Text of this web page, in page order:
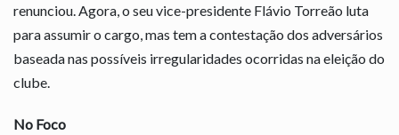
renunciou. Agora, o seu vice-presidente Flávio Torreão luta
para assumir o cargo, mas tem a contestação dos adversários
baseada nas possíveis irregularidades ocorridas na eleição do
clube.
No Foco